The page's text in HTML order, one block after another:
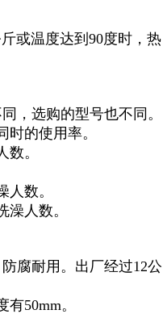
或温度达到90度时，热
，选购的型号也不同。
的使用率。
。
数。
人数。
腐耐用。出厂经过12公
50mm。